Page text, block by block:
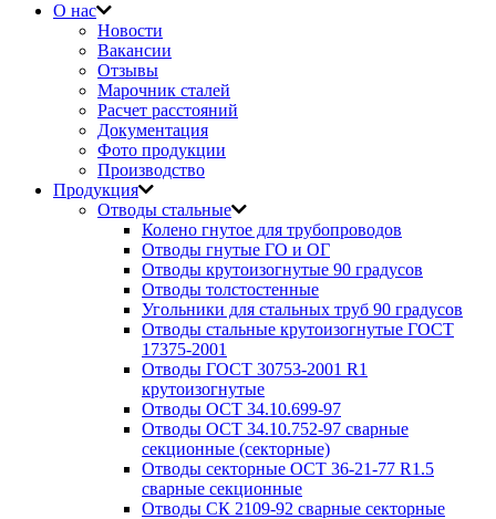
О нас
Новости
Вакансии
Отзывы
Марочник сталей
Расчет расстояний
Документация
Фото продукции
Производство
Продукция
Отводы стальные
Колено гнутое для трубопроводов
Отводы гнутые ГО и ОГ
Отводы крутоизогнутые 90 градусов
Отводы толстостенные
Угольники для стальных труб 90 градусов
Отводы стальные крутоизогнутые ГОСТ
17375-2001
Отводы ГОСТ 30753-2001 R1
крутоизогнутые
Отводы ОСТ 34.10.699-97
Отводы ОСТ 34.10.752-97 сварные
секционные (секторные)
Отводы секторные ОСТ 36-21-77 R1.5
сварные секционные
Отводы СК 2109-92 сварные секторные